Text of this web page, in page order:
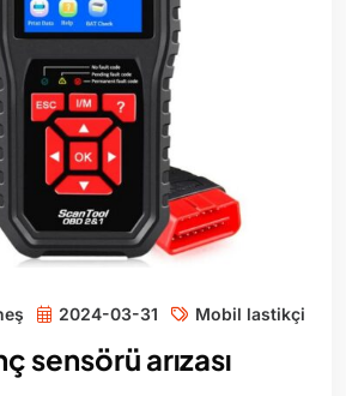
2024-03-31 Mobil lastikçi
sensörü arızası